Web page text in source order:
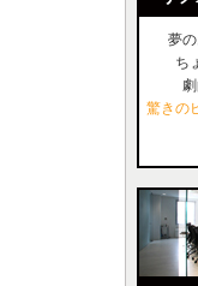
夢
ち
驚きの